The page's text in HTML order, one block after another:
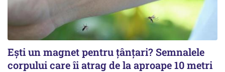
Ești un magnet pentru țânțari? Semnalele
corpului care îi atrag de la aproape 10 metri